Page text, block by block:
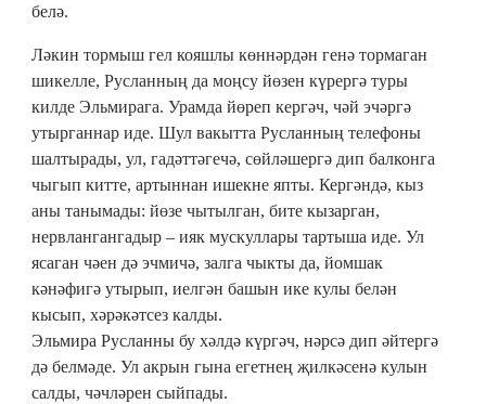
белә.
Ләкин тормыш гел кояшлы көннәрдән генә тормаган
шикелле, Русланның да моңсу йөзен күрергә туры
килде Эльмирага. Урамда йөреп кергәч, чәй эчәргә
утырганнар иде. Шул вакытта Русланның телефоны
шалтырады, ул, гадәттәгечә, сөйләшергә дип балконга
чыгып китте, артыннан ишекне япты. Кергәндә, кыз
аны танымады: йөзе чытылган, бите кызарган,
нервлангангадыр – ияк мускуллары тартыша иде. Ул
ясаган чәен дә эчмичә, залга чыкты да, йомшак
кәнәфигә утырып, иелгән башын ике кулы белән
кысып, хәрәкәтсез калды.
Эльмира Русланны бу хәлдә күргәч, нәрсә дип әйтергә
дә белмәде. Ул акрын гына егетнең җилкәсенә кулын
салды, чәчләрен сыйпады.